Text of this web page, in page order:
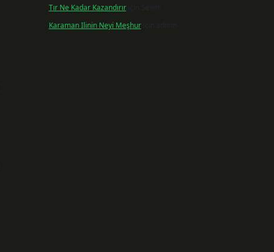
Tır Ne Kadar Kazandırıriçin Sevim
Karaman Ilinin Neyi Meşhuriçin admin